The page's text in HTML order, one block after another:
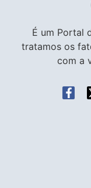
É um Portal
tratamos os
com a